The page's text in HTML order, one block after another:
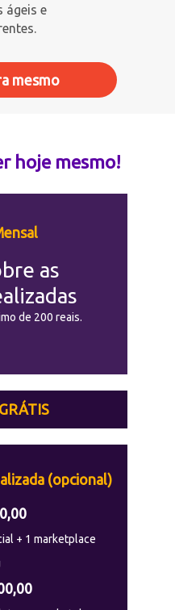
ágeis e
mesmo
hoje mesmo!
as
de 200 reais.
(opcional)
+ 1 marketplace